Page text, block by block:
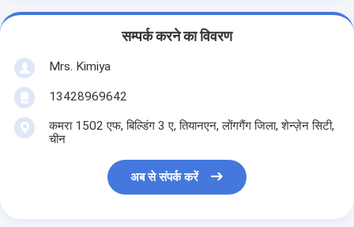
सम्पर्क करने का विवरण
Mrs. Kimiya
13428969642
कमरा 1502 एफ, बिल्डिंग 3 ए, तियानएन, लोंगगैंग जिला, शेन्ज़ेन सिटी,
चीन
अब से संपर्क करें